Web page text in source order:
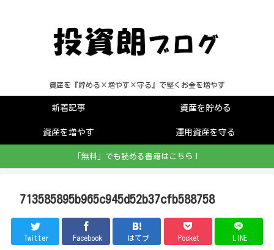
資産を『貯める×増やす×守る』で堅くお金を増やす
新着記事 資産を貯める
資産を増やす 運用資産を守る
「無料」でも読める書籍はこちら！
713585895b965c945d52b37cfb588758
Twitter Facebook はてブ Pocket LINE